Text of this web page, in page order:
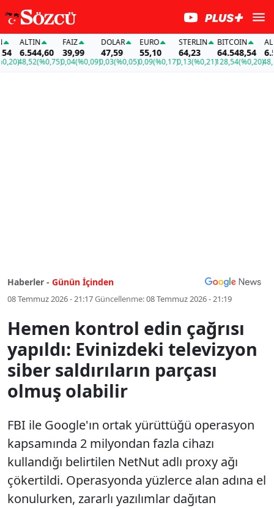
ALTIN
6.544,60
48,52(%0,75)
FAİZ
39,99
0,04(%0,09)
DOLAR
47,59
0,03(%0,05)
EURO
55,10
0,09(%0,17)
STERLIN
64,23
0,13(%0,21)
BITCOIN
64.548,54
128,54(%0,20)
ALTIN
48,52
Haberler - Günün İçinden
08 Temmuz 2026 - 21:17Güncellenme:08 Temmuz 2026 - 21:19
Hemen kontrol edin çağrısı
yapıldı: Evinizdeki televizyon
siber saldırıların parçası
olmuş olabilir
FBI ile Google'ın ortak yürüttüğü operasyon
kapsamında 2 milyondan fazla cihazı
kullandığı belirtilen NetNut adlı proxy ağı
çökertildi. Operasyonda yüzlerce alan adına el
konulurken, zararlı yazılımlar dağıtan